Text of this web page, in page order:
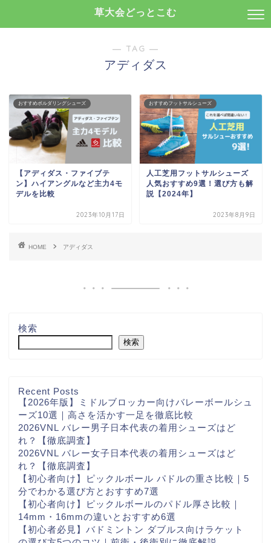
草大会どっとこむ
― TAG ―
アディダス
おすすめボルダリングシューズ
【アディダス・ファイブテ
ン】ハイアングルなど主力4モ
デルを比較
2023年10月17日
おすすめフットサルシューズ
人工芝用フットサルシューズ
人気おすすめ9選！選び方も解
説【2024年】
2023年8月9日
HOME アディダス
検索
検索
Recent Posts
【2026年版】ミドルブロッカー向けバレーボールシュ
ーズ10選｜高さを活かす一足を徹底比較
2026VNL バレー男子日本代表の着用シューズはど
れ？【徹底調査】
2026VNL バレー女子日本代表の着用シューズはど
れ？【徹底調査】
【初心者向け】ピックルボール パドルの重さ比較｜5
分でわかる選び方とおすすめ7選
【初心者向け】ピックルボールのパドル厚さ比較｜
14mm・16mmの違いとおすすめ6選
【初心者必見】バドミントン ダブルス向けラケット